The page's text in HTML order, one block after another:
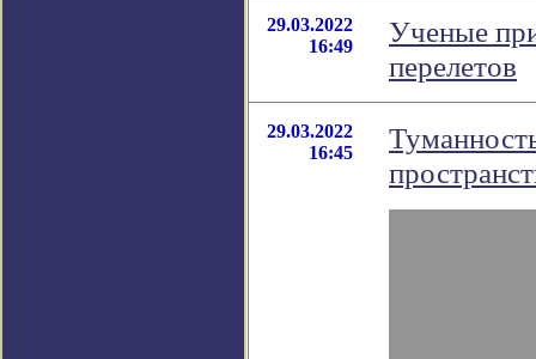
29.03.2022
16:49
Ученые
перелетов
29.03.2022
16:45